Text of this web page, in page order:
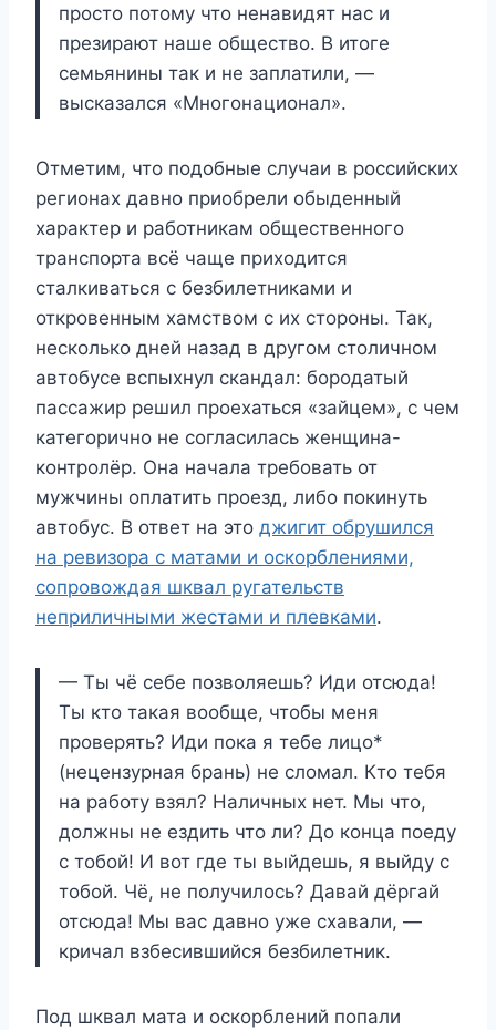
просто потому что ненавидят нас и
презирают наше общество. В итоге
семьянины так и не заплатили, —
высказался «Многонационал».
Отметим, что подобные случаи в российских
регионах давно приобрели обыденный
характер и работникам общественного
транспорта всё чаще приходится
сталкиваться с безбилетниками и
откровенным хамством с их стороны. Так,
несколько дней назад в другом столичном
автобусе вспыхнул скандал: бородатый
пассажир решил проехаться «зайцем», с чем
категорично не согласилась женщина-
контролёр. Она начала требовать от
мужчины оплатить проезд, либо покинуть
автобус. В ответ на это джигит обрушился
на ревизора с матами и оскорблениями,
сопровождая шквал ругательств
неприличными жестами и плевками.
— Ты чё себе позволяешь? Иди отсюда!
Ты кто такая вообще, чтобы меня
проверять? Иди пока я тебе лицо*
(нецензурная брань) не сломал. Кто тебя
на работу взял? Наличных нет. Мы что,
должны не ездить что ли? До конца поеду
с тобой! И вот где ты выйдешь, я выйду с
тобой. Чё, не получилось? Давай дёргай
отсюда! Мы вас давно уже схавали, —
кричал взбесившийся безбилетник.
Под шквал мата и оскорблений попали